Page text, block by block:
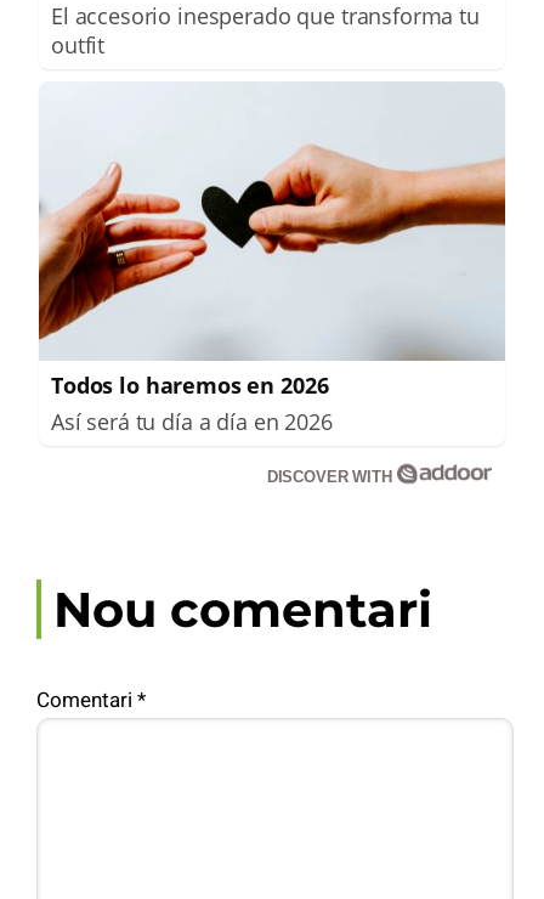
El accesorio inesperado que transforma tu
outfit
Todos lo haremos en 2026
Así será tu día a día en 2026
DISCOVER WITH
Nou comentari
Comentari *